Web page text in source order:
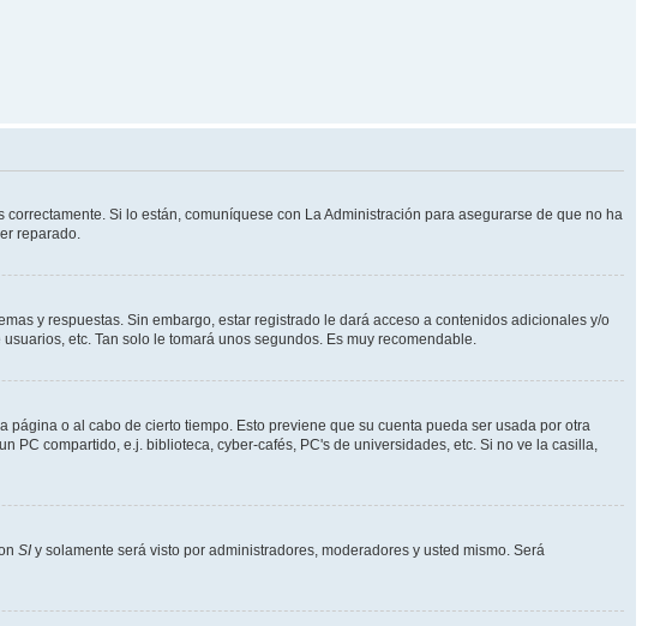
Si lo están, comuníquese con La Administración para asegurarse de que no ha
reparado.
y respuestas. Sin embargo, estar registrado le dará acceso a contenidos adicionales y/o
etc. Tan solo le tomará unos segundos. Es muy recomendable.
o al cabo de cierto tiempo. Esto previene que su cuenta pueda ser usada por otra
compartido, e.j. biblioteca, cyber-cafés, PC's de universidades, etc. Si no ve la casilla,
SI y solamente será visto por administradores, moderadores y usted mismo. Será